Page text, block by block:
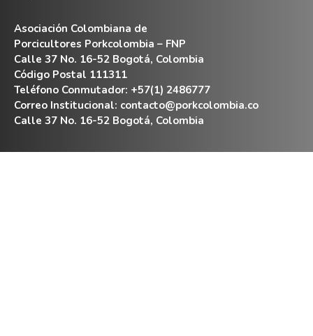
Asociación Colombiana de
Porcicultores Porkcolombia – FNP
Calle 37 No. 16-52 Bogotá, Colombia
Código Postal 111311
Teléfono Conmutador: +57(1) 2486777
Correo Institucional: contacto@porkcolombia.co
Calle 37 No. 16-52 Bogotá, Colombia